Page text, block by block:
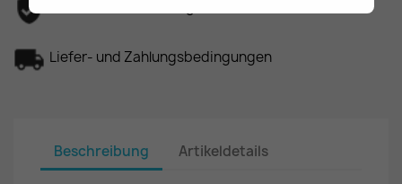
Liefer- und Zahlungsbedingungen
Beschreibung Artikeldetails